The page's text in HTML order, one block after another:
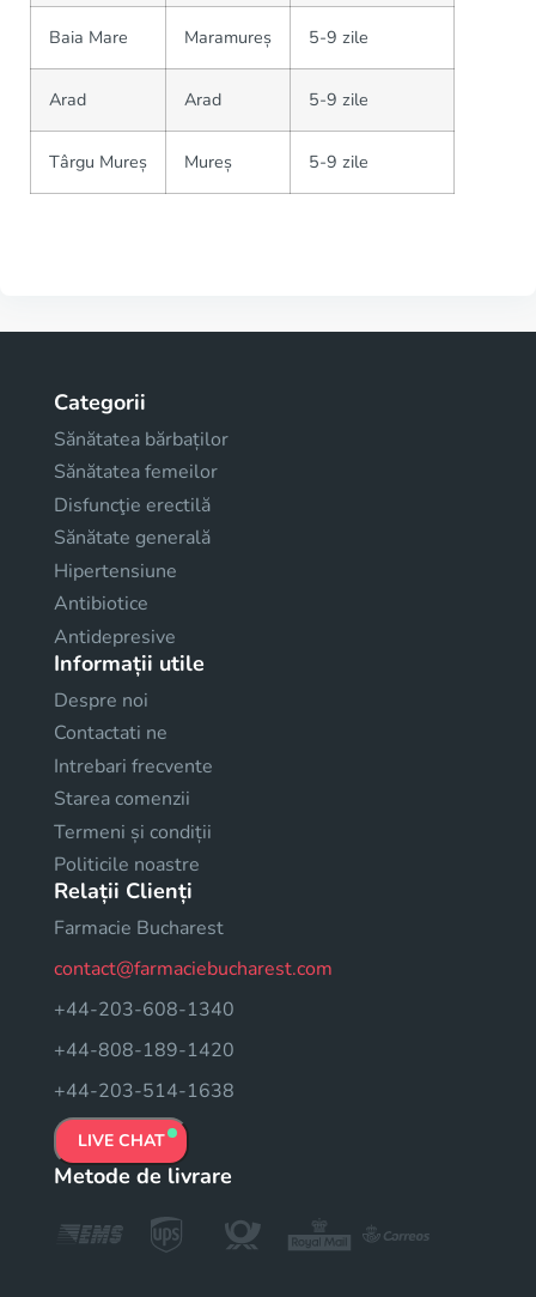
Baia Mare Maramureș 5-9 zile
Arad Arad 5-9 zile
Târgu Mureș Mureș 5-9 zile
Categorii
Sănătatea bărbaților
Sănătatea femeilor
Disfuncţie erectilă
Sănătate generală
Hipertensiune
Antibiotice
Antidepresive
Informații utile
Despre noi
Contactati ne
Intrebari frecvente
Starea comenzii
Termeni și condiții
Politicile noastre
Relații Clienți
Farmacie Bucharest
contact@farmaciebucharest.com
+44-203-608-1340
+44-808-189-1420
+44-203-514-1638
LIVE CHAT
Metode de livrare